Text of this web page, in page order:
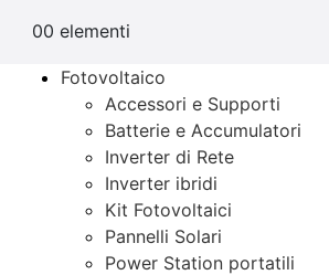
00 elementi
Fotovoltaico
Accessori e Supporti
Batterie e Accumulatori
Inverter di Rete
Inverter ibridi
Kit Fotovoltaici
Pannelli Solari
Power Station portatili